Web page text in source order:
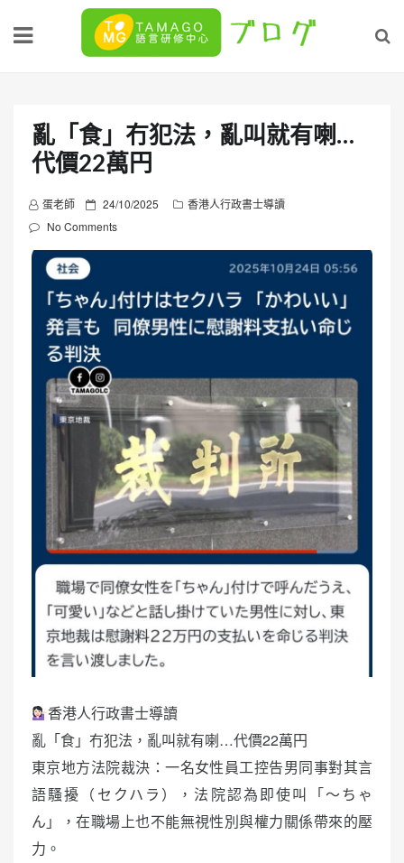
亂「食」冇犯法，亂叫就有喇…
代價22萬円
蛋老師
P
o
e
d
o
n
24/10/2025
香港人行政書士導讀
No Comments
香港人行政書士導讀
亂「食」冇犯法，亂叫就有喇…代價22萬円
東京地方法院裁決：一名女性員工控告男同事對其言
語騷擾（セクハラ），法院認為即使叫「〜ちゃ
ん」，在職場上也不能無視性別與權力關係帶來的壓
力。